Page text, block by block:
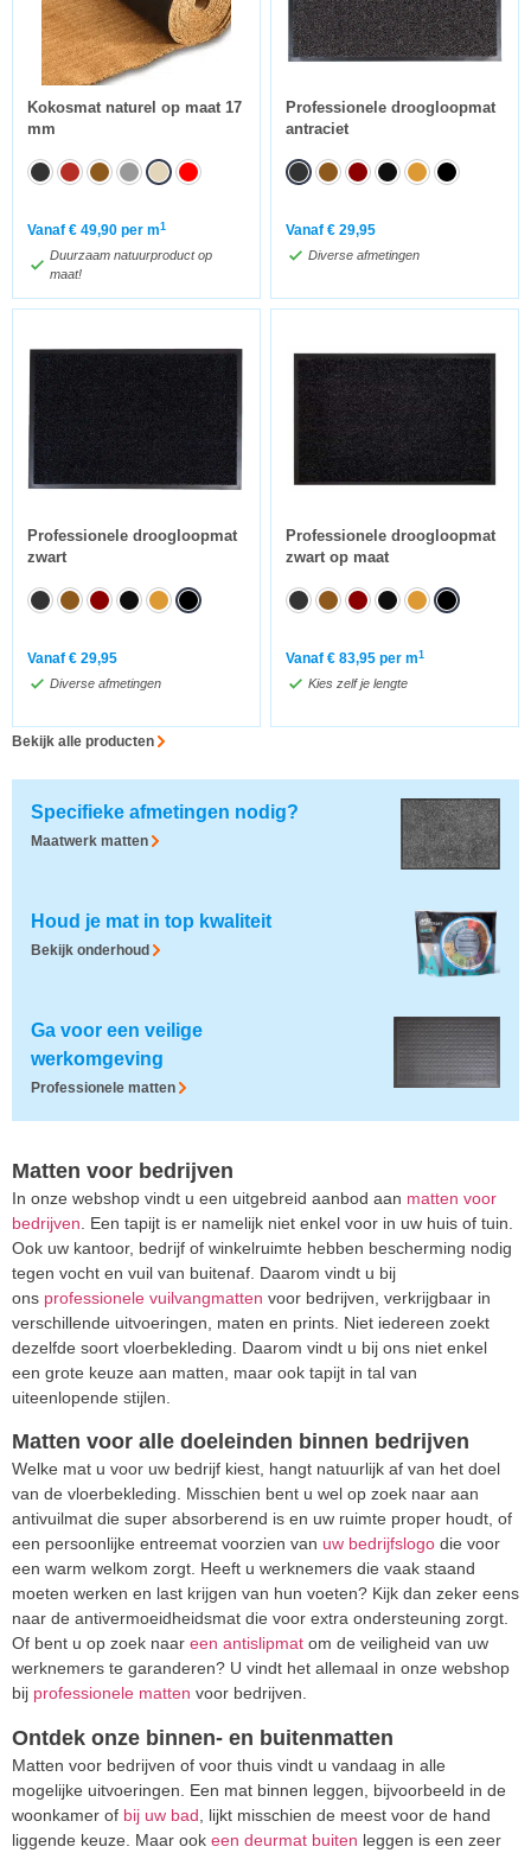
Kokosmat naturel op maat 17
mm
Vanaf € 49,90 per m1
Duurzaam natuurproduct op
maat!
Professionele droogloopmat
antraciet
Vanaf € 29,95
Diverse afmetingen
Professionele droogloopmat
zwart
Vanaf € 29,95
Diverse afmetingen
Professionele droogloopmat
zwart op maat
Vanaf € 83,95 per m1
Kies zelf je lengte
Bekijk alle producten
Specifieke afmetingen nodig?
Maatwerk matten
Houd je mat in top kwaliteit
Bekijk onderhoud
Ga voor een veilige
werkomgeving
Professionele matten
Matten voor bedrijven
In onze webshop vindt u een uitgebreid aanbod aan matten voor
bedrijven . Een tapijt is er namelijk niet enkel voor in uw huis of tuin.
Ook uw kantoor, bedrijf of winkelruimte hebben bescherming nodig
tegen vocht en vuil van buitenaf. Daarom vindt u bij
ons professionele vuilvangmatten voor bedrijven, verkrijgbaar in
verschillende uitvoeringen, maten en prints. Niet iedereen zoekt
dezelfde soort vloerbekleding. Daarom vindt u bij ons niet enkel
een grote keuze aan matten, maar ook tapijt in tal van
uiteenlopende stijlen.
Matten voor alle doeleinden binnen bedrijven
Welke mat u voor uw bedrijf kiest, hangt natuurlijk af van het doel
van de vloerbekleding. Misschien bent u wel op zoek naar aan
antivuilmat die super absorberend is en uw ruimte proper houdt, of
een persoonlijke entreemat voorzien van uw bedrijfslogo die voor
een warm welkom zorgt. Heeft u werknemers die vaak staand
moeten werken en last krijgen van hun voeten? Kijk dan zeker eens
naar de antivermoeidheidsmat die voor extra ondersteuning zorgt.
Of bent u op zoek naar een antislipmat om de veiligheid van uw
werknemers te garanderen? U vindt het allemaal in onze webshop
bij professionele matten voor bedrijven.
Ontdek onze binnen- en buitenmatten
Matten voor bedrijven of voor thuis vindt u vandaag in alle
mogelijke uitvoeringen. Een mat binnen leggen, bijvoorbeeld in de
woonkamer of bij uw bad , lijkt misschien de meest voor de hand
liggende keuze. Maar ook een deurmat buiten leggen is een zeer